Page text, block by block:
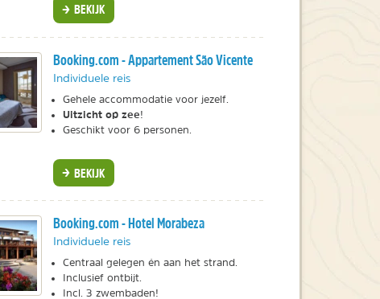
BEKIJK
Booking.com - Appartement São Vicente
Individuele reis
Gehele accommodatie voor jezelf.
Uitzicht op zee!
Geschikt voor 6 personen.
BEKIJK
Booking.com - Hotel Morabeza
Individuele reis
Centraal gelegen én aan het strand.
Inclusief ontbijt.
Incl. 3 zwembaden!